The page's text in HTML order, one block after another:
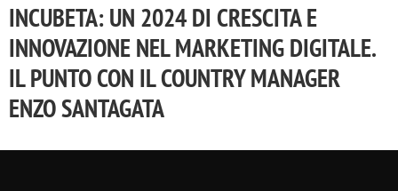
INCUBETA: UN 2024 DI CRESCITA E
INNOVAZIONE NEL MARKETING DIGITALE.
IL PUNTO CON IL COUNTRY MANAGER
ENZO SANTAGATA